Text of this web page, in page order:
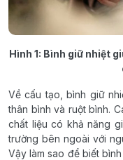
Hình 1: Bình giữ nhiệt
Về cấu tạo, bình giữ
thân bình và ruột bình.
chất liệu có khả năng
trường bên ngoài với
Vậy làm sao để biết